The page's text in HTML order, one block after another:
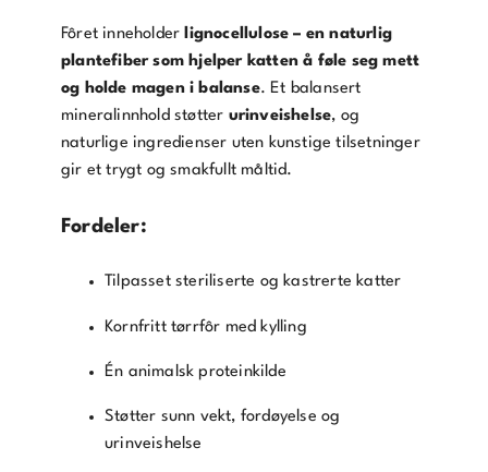
Fôret inneholderlignocellulose – en naturlig
plantefiber som hjelper katten å føle seg mett
og holde magen i balanse. Et balansert
mineralinnhold støtter urinveishelse, og
naturlige ingredienser uten kunstige tilsetninger
gir et trygt og smakfullt måltid.
Fordeler:
Tilpasset steriliserte og kastrerte katter
Kornfritt tørrfôr med kylling
Én animalsk proteinkilde
Støtter sunn vekt, fordøyelse og
urinveishelse